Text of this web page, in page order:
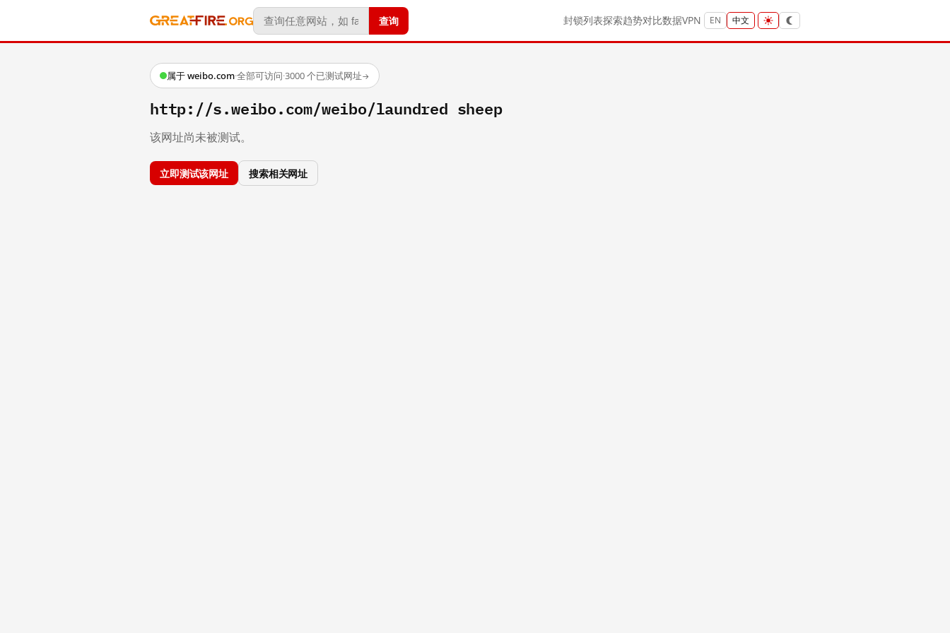
查询 封锁列表探索趋势对比数据VPN EN 中文
属于 weibo.com·全部可访问·3000 个已测试网址→
http://s.weibo.com/weibo/laundred sheep
该网址尚未被测试。
立即测试该网址 搜索相关网址